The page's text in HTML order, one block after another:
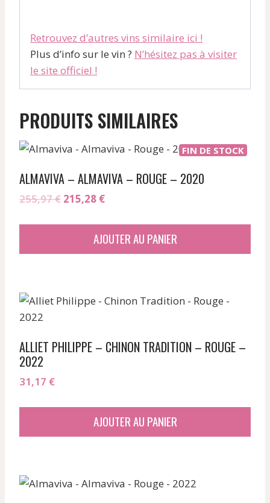
Retrouvez d’autres vins similaire ici !
Plus d’info sur le vin ? N’hésitez pas à visiter
le site officiel !
PRODUITS SIMILAIRES
FIN DE STOCK
ALMAVIVA – ALMAVIVA – ROUGE – 2020
255,97€ Le
215,28 €Le
est :
AJOUTER AU PANIER
ALLIET PHILIPPE – CHINON TRADITION – ROUGE –
2022
31,17 €
AJOUTER AU PANIER